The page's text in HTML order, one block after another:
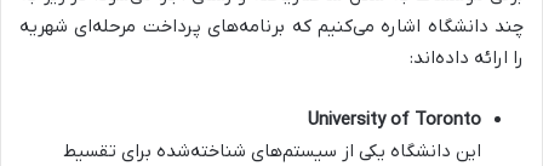
چند دانشگاه اشاره می‌کنیم که برنامه‌های پرداخت مرحله‌ای شهریه
را ارائه داده‌اند:
University of Toronto
این دانشگاه یکی از سیستم‌های شناخته‌شده برای تقسیط